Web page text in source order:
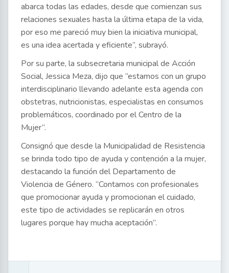
abarca todas las edades, desde que comienzan sus
relaciones sexuales hasta la última etapa de la vida,
por eso me pareció muy bien la iniciativa municipal,
es una idea acertada y eficiente”, subrayó.
Por su parte, la subsecretaria municipal de Acción
Social, Jessica Meza, dijo que “estamos con un grupo
interdisciplinario llevando adelante esta agenda con
obstetras, nutricionistas, especialistas en consumos
problemáticos, coordinado por el Centro de la
Mujer”.
Consignó que desde la Municipalidad de Resistencia
se brinda todo tipo de ayuda y contención a la mujer,
destacando la función del Departamento de
Violencia de Género. “Contamos con profesionales
que promocionar ayuda y promocionan el cuidado,
este tipo de actividades se replicarán en otros
lugares porque hay mucha aceptación”.